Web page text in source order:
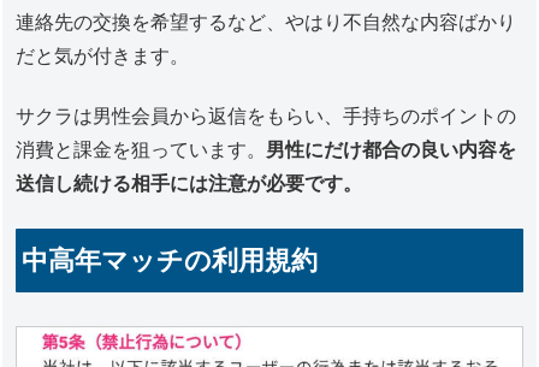
連絡先の交換を希望するなど、やはり不自然な内容ばかり
だと気が付きます。
サクラは男性会員から返信をもらい、手持ちのポイントの
消費と課金を狙っています。 男性にだけ都合の良い内容を
送信し続ける相手には注意が必要です。
中高年マッチの利用規約